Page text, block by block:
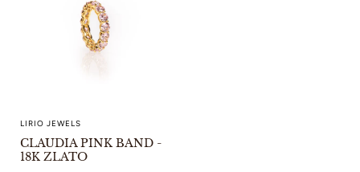
LIRIO JEWELS
CLAUDIA PINK BAND -
18K ZLATO